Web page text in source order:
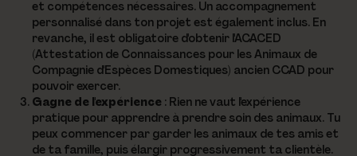
et compétences nécessaires. Un accompagnement
personnalisé dans ton projet est également inclus. En
revanche, il est obligatoire d'obtenir l'ACACED
(Attestation de Connaissances pour les Animaux de
Compagnie d'Espèces Domestiques) ancien CCAD pour
pouvoir exercer.
Gagne de l'expérience : Rien ne vaut l'expérience
pratique pour apprendre à prendre soin des animaux. Tu
peux commencer par garder les animaux de tes amis et
de ta famille, puis élargir progressivement ta clientèle.